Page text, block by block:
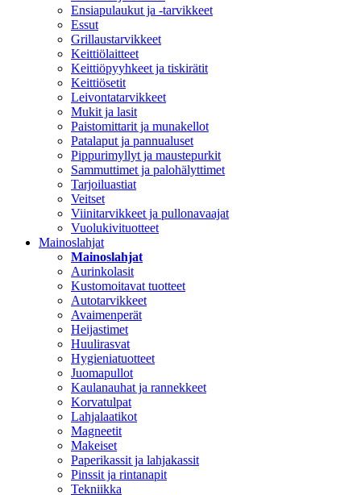
Ensiapulaukut ja -tarvikkeet
Essut
Grillaustarvikkeet
Keittiölaitteet
Keittiöpyyhkeet ja tiskirätit
Keittiösetit
Leivontatarvikkeet
Mukit ja lasit
Paistomittarit ja munakellot
Patalaput ja pannualuset
Pippurimyllyt ja maustepurkit
Sammuttimet ja palohälyttimet
Tarjoiluastiat
Veitset
Viinitarvikkeet ja pullonavaajat
Vuolukivituotteet
Mainoslahjat
Mainoslahjat
Aurinkolasit
Kustomoitavat tuotteet
Autotarvikkeet
Avaimenperät
Heijastimet
Huulirasvat
Hygieniatuotteet
Juomapullot
Kaulanauhat ja rannekkeet
Korvatulpat
Lahjalaatikot
Magneetit
Makeiset
Paperikassit ja lahjakassit
Pinssit ja rintanapit
Tekniikka